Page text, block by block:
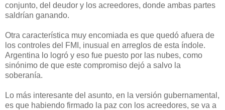
conjunto, del deudor y los acreedores, donde ambas partes
saldrían ganando.
Otra característica muy encomiada es que quedó afuera de
los controles del FMI, inusual en arreglos de esta índole.
Argentina lo logró y eso fue puesto por las nubes, como
sinónimo de que este compromiso dejó a salvo la
soberanía.
Lo más interesante del asunto, en la versión gubernamental,
es que habiendo firmado la paz con los acreedores, se va a